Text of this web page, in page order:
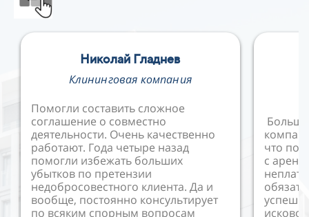
Николай Гладнев
Клининговая компания
Помогли составить сложное
соглашение о совместно
деятельности. Очень качественно
работают. Года четыре назад
помогли избежать больших
убытков по претензии
недобросовестного клиента. Да и
вообще, постоянно консультирует
по всяким спорным вопросам
что
с